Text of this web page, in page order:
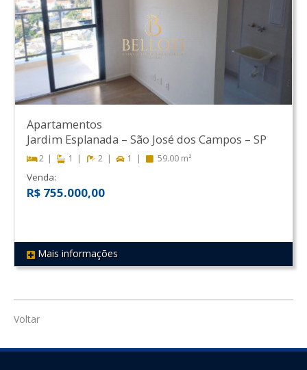
REF 177
Apartamentos
Jardim Esplanada – São José dos Campos – SP
2 1 2 1 59.00 m²
Venda:
R$ 755.000,00
Mais informações
Voltar